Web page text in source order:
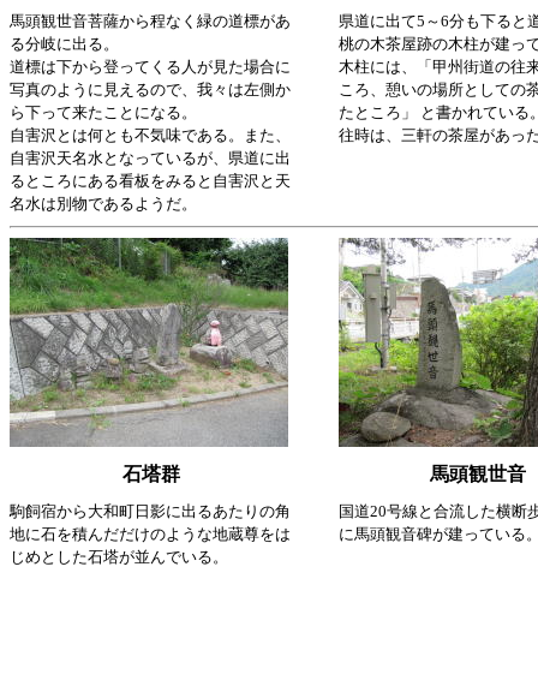
馬頭観世音菩薩から程なく緑の道標があ
る分岐に出る。
道標は下から登ってくる人が見た場合に
写真のように見えるので、我々は左側か
ら下って来たことになる。
自害沢とは何とも不気味である。また、
自害沢天名水となっているが、県道に出
るところにある看板をみると自害沢と天
名水は別物であるようだ。
県道に出て5～6分も下ると
桃の木茶屋跡の木柱が建っ
木柱には、「甲州街道の往
ころ、憩いの場所としての
たところ」 と書かれている
往時は、三軒の茶屋があっ
石塔群 馬頭観世音
駒飼宿から大和町日影に出るあたりの角
地に石を積んだだけのような地蔵尊をは
じめとした石塔が並んでいる。
国道20号線と合流した横断
に馬頭観音碑が建っている